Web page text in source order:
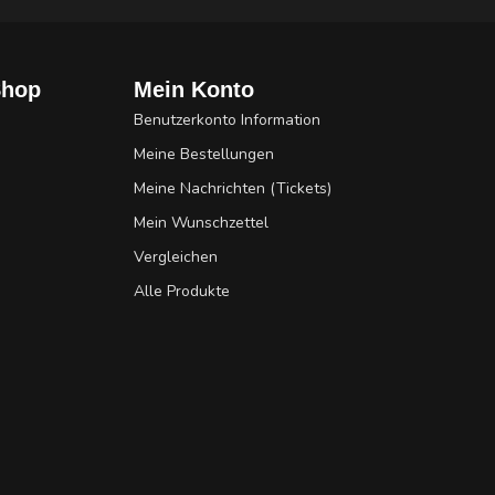
Mein Konto
Benutzerkonto Information
Meine Bestellungen
Meine Nachrichten (Tickets)
Mein Wunschzettel
Vergleichen
Alle Produkte